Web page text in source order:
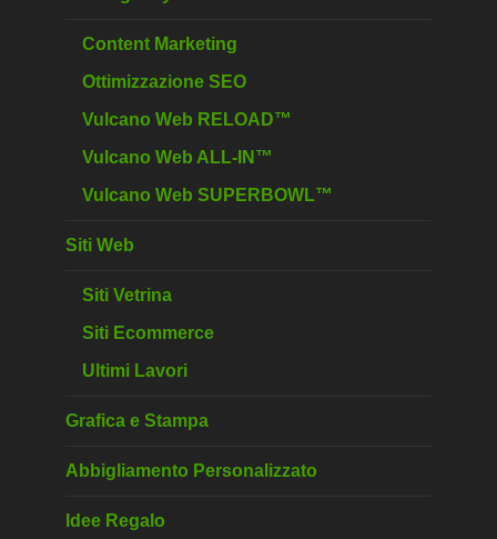
Content Marketing
Ottimizzazione SEO
Vulcano Web RELOAD™
Vulcano Web ALL-IN™
Vulcano Web SUPERBOWL™
Siti Web
Siti Vetrina
Siti Ecommerce
Ultimi Lavori
Grafica e Stampa
Abbigliamento Personalizzato
Idee Regalo